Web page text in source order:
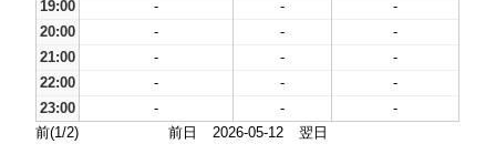
19:00
- -
-
20:00
- -
-
21:00
- -
-
22:00
- -
-
23:00
- -
-
前(1/2)
前日 2026-05-12 翌日